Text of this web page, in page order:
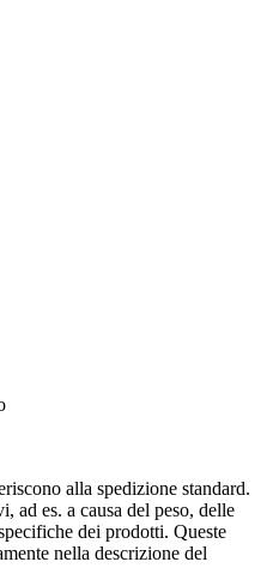
alla spedizione standard.
ad es. a causa del peso, delle
dei prodotti. Queste
nella descrizione del